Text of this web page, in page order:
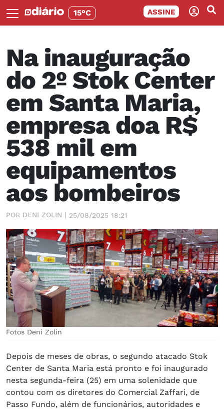
15°C ASSINE
Na inauguração
do 2º Stok Center
em Santa Maria,
empresa doa R$
538 mil em
equipamentos
aos bombeiros
POR DENI ZOLIN | 25/08/2025 18:21
Fotos Deni Zolin
Depois de meses de obras, o segundo atacado Stok
Center de Santa Maria está pronto e foi inaugurado
nesta segunda-feira (25) em uma solenidade que
contou com os diretores do Comercial Zaffari, de
Passo Fundo, além de funcionários, autoridades e